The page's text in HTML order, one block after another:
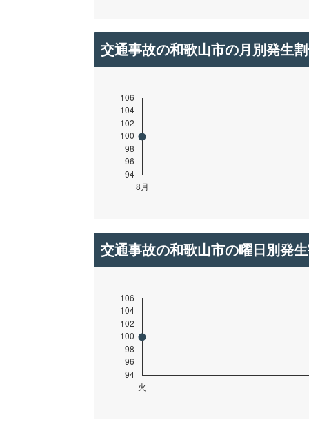
交通事故の和歌山市の月別発生
交通事故の和歌山市の曜日別発